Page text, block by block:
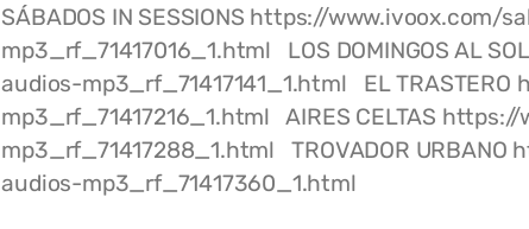
SÁBADOS IN SESSIONS https://
mp3_rf_71417016_1.html LOS DOMINGOS AL
audios-mp3_rf_71417141_1.html EL
mp3_rf_71417216_1.html AIRES CELTAS
mp3_rf_71417288_1.html TROVADOR
audios-mp3_rf_71417360_1.html